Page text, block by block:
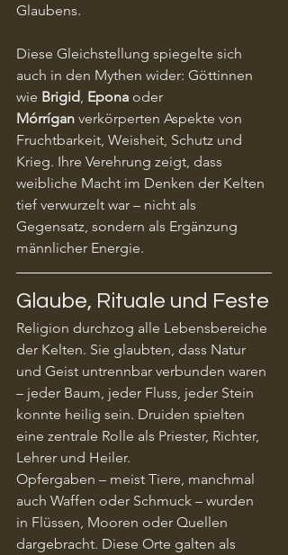
Glaubens.
Diese Gleichstellung spiegelte sich
auch in den Mythen wider: Göttinnen
wie Brigid Epona oder
Mórrígan verkörperten Aspekte von
Fruchtbarkeit, Weisheit, Schutz und
Krieg. Ihre Verehrung zeigt, dass
weibliche Macht im Denken der Kelten
tief verwurzelt war – nicht als
Gegensatz, sondern als Ergänzung
männlicher Energie.
Glaube, Rituale und Feste
Religion durchzog alle Lebensbereiche
der Kelten. Sie glaubten, dass Natur
und Geist untrennbar verbunden waren
– jeder Baum, jeder Fluss, jeder Stein
konnte heilig sein. Druiden spielten
eine zentrale Rolle als Priester, Richter,
Lehrer und Heiler.
Opfergaben – meist Tiere, manchmal
auch Waffen oder Schmuck – wurden
in Flüssen, Mooren oder Quellen
dargebracht. Diese Orte galten als